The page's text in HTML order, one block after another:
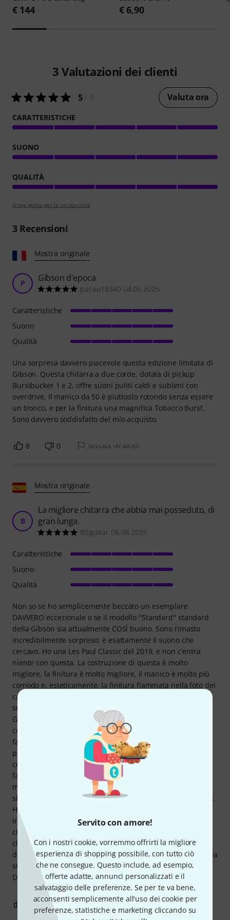
Servito con amore!
Con i nostri cookie, vorremmo offrirti la migliore
esperienza di shopping possibile, con tutto ciò
che ne consegue. Questo include, ad esempio,
offerte adatte, annunci personalizzati e il
salvataggio delle preferenze. Se per te va bene,
acconsenti semplicemente all'uso dei cookie per
preferenze, statistiche e marketing cliccando su
€ 144 € 6,90
3 Valutazioni dei clienti
5/ 5 Valuta ora
CARATTERISTICHE
SUONO
QUALITÀ
Linee guida per la valutazione
3Recensioni
Mostra originale
P Gibson d'epoca
pacau18340 04.06.2025
Una sorpresa davvero piacevole questa edizione limitata di
Gibson. Questa chitarra a due corde, dotata di pickup
Burstbucker 1 e 2, offre suoni puliti caldi e sublimi con
overdrive. Il manico da 50 è piuttosto rotondo senza essere
un tronco, e per la finitura una magnifica Tobacco Burst.
Sono davvero soddisfatto del mio acquisto.
Caratteristiche
Suono
Qualità
8 0 SEGNALA UN ABUSO
Mostra originale
B
La migliore chitarra che abbia mai posseduto, di
gran lunga.
BSguitar 08.06.2026
Non so se ho semplicemente beccato un esemplare
DAVVERO eccezionale o se il modello "Standard" standard
della Gibson sia attualmente COSÌ buono. Sono rimasto
incredibilmente sorpreso; è esattamente il suono che
cercavo. Ho una Les Paul Classic del 2019, e non c'entra
niente con questa. La costruzione di questa è molto
migliore, la finitura è molto migliore, il manico è molto più
comodo e, esteticamente, la finitura fiammata nella foto del
catalogo non rende giustizia alla sua bellezza. I pickup
suonano ESATTAMENTE come ci si aspetterebbe da una
Gibson. Suonano in modo incredibile. Ho altre chitarre che
costano MOLTO di più, incluse versioni Custom Shop della
fantastica Gibson che costano 5.500 €, e questa chitarra,
pur essendo molto più economica, ha una qualità
costruttiva, suonabilità, finitura e suono che potrebbero
facilmente competere con qualcosa di una fascia di prezzo
molto più alta, e persino superarla. Mi ha completamente
sbalordito; non mi aspettavo che questa chitarra fosse così.
Ha superato di gran lunga le mie aspettative. Me ne sono
innamorato. Questa è la prima chitarra in tantissimi anni
che mi fa provare queste emozioni, e possiedo più di 15
chitarre di alta gamma. Sette di queste sono teoricamente
di fascia superiore a questa, sebbene non mi trasmettano la
stessa sensazione speciale di questa Gibson Standard 50s
Double Trouble in Vintage Tobacco Burst.
Caratteristiche
Suono
Qualità
0 SEGNALA UN ABUSO